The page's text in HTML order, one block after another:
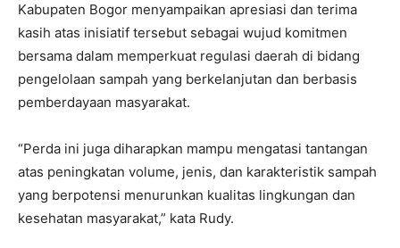
Kabupaten Bogor menyampaikan apresiasi dan terima
kasih atas inisiatif tersebut sebagai wujud komitmen
bersama dalam memperkuat regulasi daerah di bidang
pengelolaan sampah yang berkelanjutan dan berbasis
pemberdayaan masyarakat.
“Perda ini juga diharapkan mampu mengatasi tantangan
atas peningkatan volume, jenis, dan karakteristik sampah
yang berpotensi menurunkan kualitas lingkungan dan
kesehatan masyarakat,” kata Rudy.